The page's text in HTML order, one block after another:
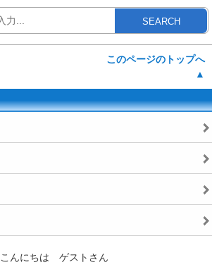
SEARCH
このページのトップへ
▲
こんにちは ゲストさん